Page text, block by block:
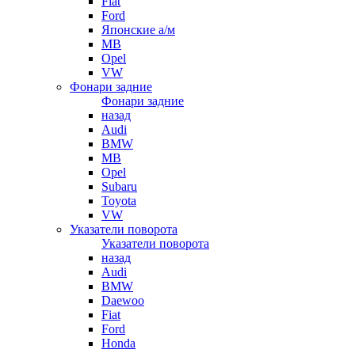
Ford
Японские а/м
MB
Opel
VW
Фонари задние
Фонари задние
назад
Audi
BMW
MB
Opel
Subaru
Toyota
VW
Указатели поворота
Указатели поворота
назад
Audi
BMW
Daewoo
Fiat
Ford
Honda